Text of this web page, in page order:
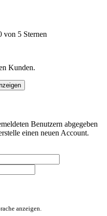
von 5 Sternen
Kunden.
Benutzern abgegeben
einen neuen Account.
anzeigen.